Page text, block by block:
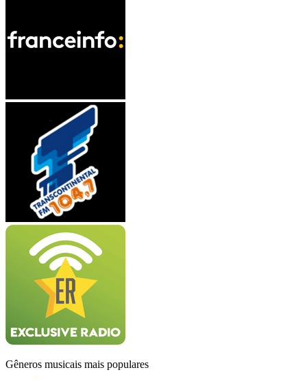
Gêneros musicais mais populares